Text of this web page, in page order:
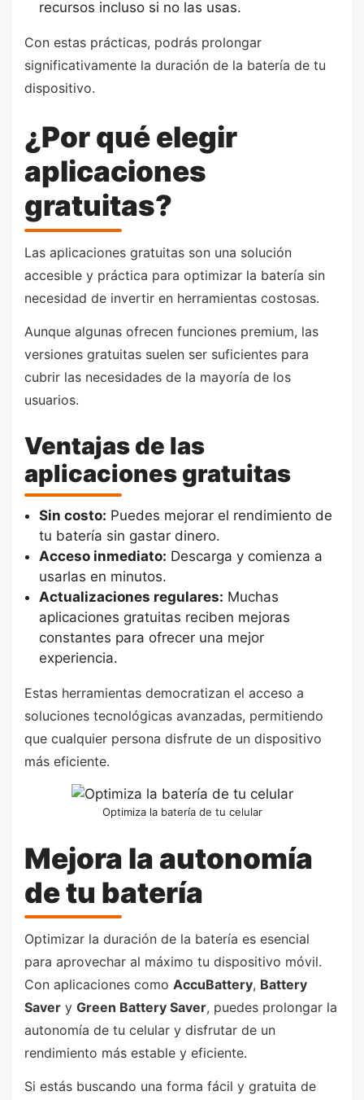
recursos incluso si no las usas.
Con estas prácticas, podrás prolongar
significativamente la duración de la batería de tu
dispositivo.
¿Por qué elegir
aplicaciones
gratuitas?
Las aplicaciones gratuitas son una solución
accesible y práctica para optimizar la batería sin
necesidad de invertir en herramientas costosas.
Aunque algunas ofrecen funciones premium, las
versiones gratuitas suelen ser suficientes para
cubrir las necesidades de la mayoría de los
usuarios.
Ventajas de las
aplicaciones gratuitas
Sin costo: Puedes mejorar el rendimiento de
tu batería sin gastar dinero.
Acceso inmediato: Descarga y comienza a
usarlas en minutos.
Actualizaciones regulares: Muchas
aplicaciones gratuitas reciben mejoras
constantes para ofrecer una mejor
experiencia.
Estas herramientas democratizan el acceso a
soluciones tecnológicas avanzadas, permitiendo
que cualquier persona disfrute de un dispositivo
más eficiente.
Optimiza la batería de tu celular
Mejora la autonomía
de tu batería
Optimizar la duración de la batería es esencial
para aprovechar al máximo tu dispositivo móvil.
Con aplicaciones como AccuBattery, Battery
Saver y Green Battery Saver, puedes prolongar la
autonomía de tu celular y disfrutar de un
rendimiento más estable y eficiente.
Si estás buscando una forma fácil y gratuita de